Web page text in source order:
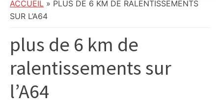
:
info
société,
culture,
politique,
faits
ACCUEIL » PLUS DE 6 KM DE RALENTISSEMENTS
SUR L’A64
plus de 6 km de
ralentissements sur
l’A64